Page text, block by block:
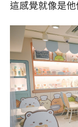
這感覺就像是